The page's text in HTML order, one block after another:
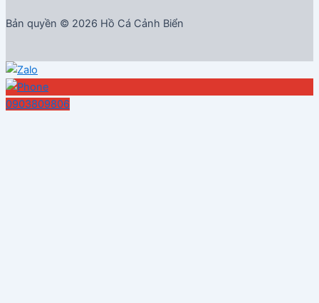
Bản quyền © 2026 Hồ Cá Cảnh Biển
0903809806